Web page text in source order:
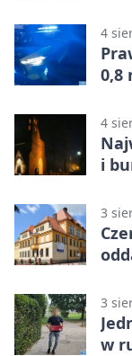
4
0,8
4
i
3
3
w